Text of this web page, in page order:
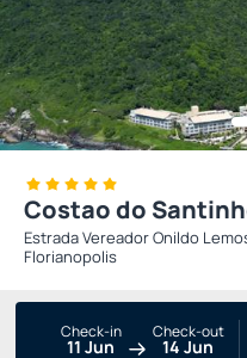
Costao do
Estrada Vereador Onildo
Florianopolis
Check-in
11 Jun
Check-out
14 Jun